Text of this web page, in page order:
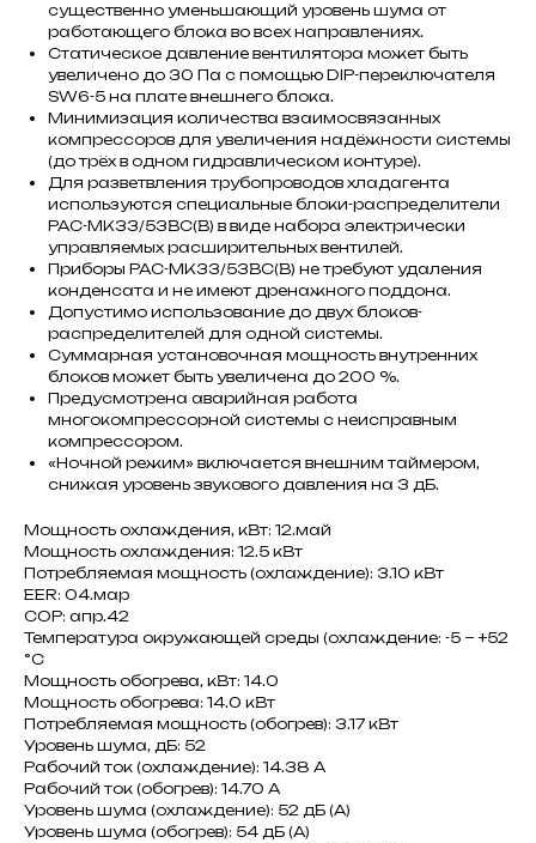
существенно уменьшающий уровень шума от
работающего блока во всех направлениях.
Статическое давление вентилятора может быть
увеличено до 30 Па с помощью DIP-переключателя
SW6-5 на плате внешнего блока.
Минимизация количества взаимосвязанных
компрессоров для увеличения надёжности системы
(до трёх в одном гидравлическом контуре).
Для разветвления трубопроводов хладагента
используются специальные блоки-распределители
PAC-MK33/53BC(B) в виде набора электрически
управляемых расширительных вентилей.
Приборы PAC-MK33/53BC(B) не требуют удаления
конденсата и не имеют дренажного поддона.
Допустимо использование до двух блоков-
распределителей для одной системы.
Суммарная установочная мощность внутренних
блоков может быть увеличена до 200 %.
Предусмотрена аварийная работа
многокомпрессорной системы с неисправным
компрессором.
«Ночной режим» включается внешним таймером,
снижая уровень звукового давления на 3 дБ.
Мощность охлаждения, кВт: 12.май
Мощность охлаждения: 12.5 кВт
Потребляемая мощность (охлаждение): 3.10 кВт
EER: 04.мар
COP: апр.42
Температура окружающей среды (охлаждение: -5 ~ +52
°C
Мощность обогрева, кВт: 14.0
Мощность обогрева: 14.0 кВт
Потребляемая мощность (обогрев): 3.17 кВт
Уровень шума, дБ: 52
Рабочий ток (охлаждение): 14.38 A
Рабочий ток (обогрев): 14.70 A
Уровень шума (охлаждение): 52 дБ (А)
Уровень шума (обогрев): 54 дБ (А)